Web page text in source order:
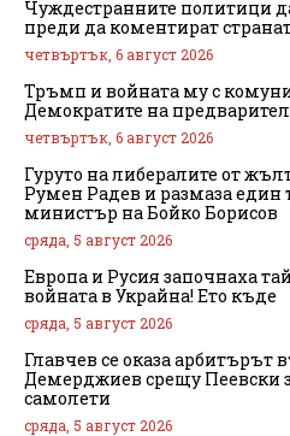
Чуждестранните политици
преди да коментират
четвъртък, 6 август 2026
Тръмп и войната му с
Демократите на
четвъртък, 6 август 2026
Гуруто на либералите от
Румен Радев и размаза един
министър на Бойко Борисов
сряда, 5 август 2026
Европа и Русия започнаха
войната в Украйна! Ето къде
сряда, 5 август 2026
Главчев се оказа арбитърът
Демерджиев срещу Пеевски
самолети
сряда, 5 август 2026